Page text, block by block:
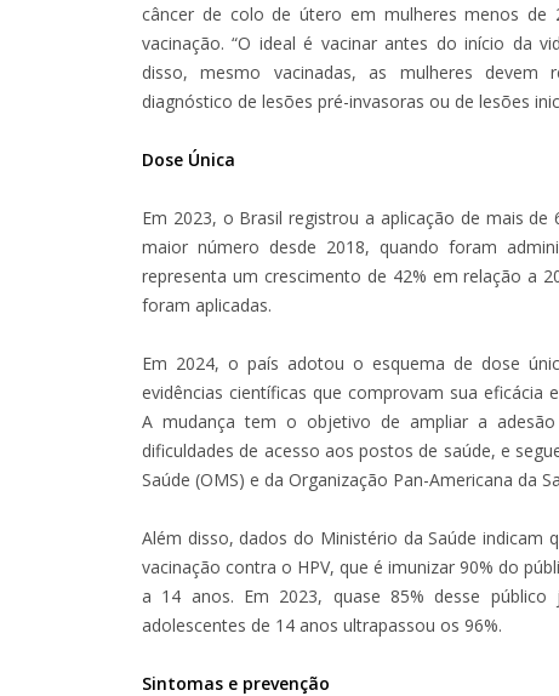
câncer de colo de útero em mulheres menos de
vacinação. “O ideal é vacinar antes do início da
disso, mesmo vacinadas, as mulheres
diagnóstico de lesões pré-invasoras ou de lesões
Dose Única
Em 2023, o Brasil registrou a aplicação de mais
maior número desde 2018, quando foram
representa um crescimento de 42% em relação a
foram aplicadas.
Em 2024, o país adotou o esquema de dose
evidências científicas que comprovam sua eficácia
A mudança tem o objetivo de ampliar a
dificuldades de acesso aos postos de saúde, e
Saúde (OMS) e da Organização Pan-Americana da
Além disso, dados do Ministério da Saúde indicam
vacinação contra o HPV, que é imunizar 90% do
a 14 anos. Em 2023, quase 85% desse
adolescentes de 14 anos ultrapassou os 96%.
Sintomas e prevenção